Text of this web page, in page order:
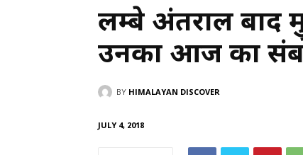
लम्बे अंतराल बाद
उनका आज का
BY HIMALAYAN DISCOVER
JULY 4, 2018